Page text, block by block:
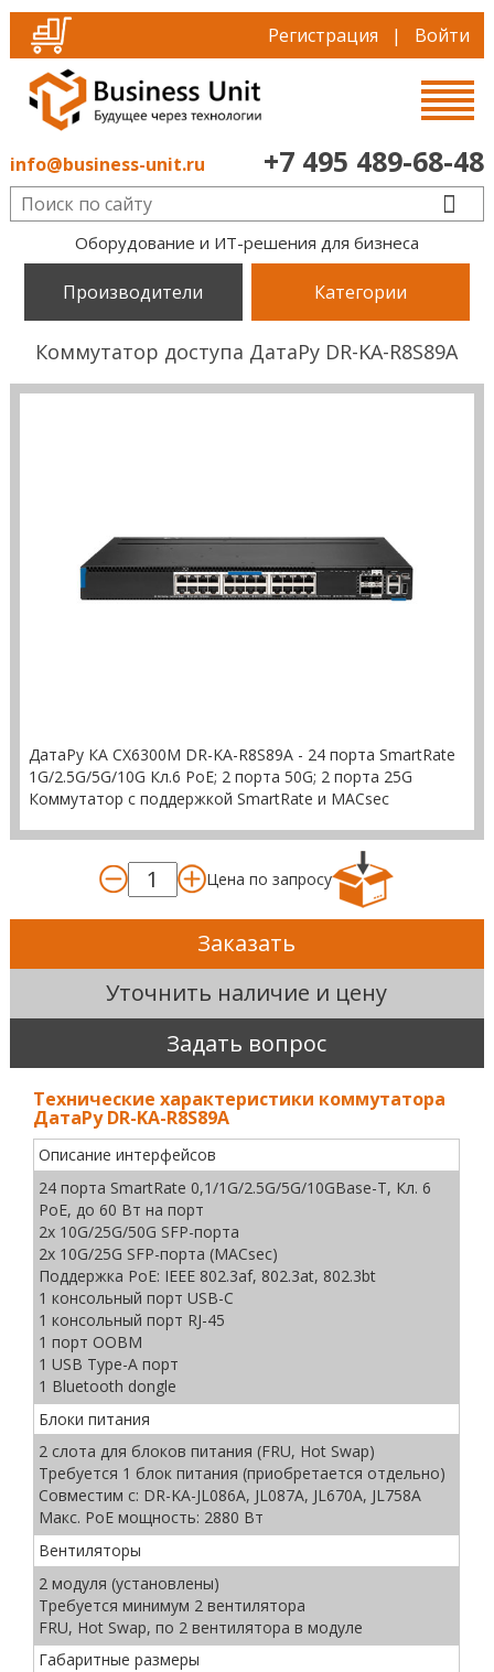
Регистрация | Войти
info@business-unit.ru +7 495 489-68-48
Оборудование и ИТ-решения для бизнеса
Производители Категории
Коммутатор доступа ДатаРу DR-KА-R8S89A
ДатаРу КА СХ6300M DR-KА-R8S89A - 24 порта SmartRate
1G/2.5G/5G/10G Кл.6 PoE; 2 порта 50G; 2 порта 25G
Коммутатор с поддержкой SmartRate и MACsec
Цена по запросу
Заказать
Уточнить наличие и цену
Задать вопрос
Технические характеристики коммутатора
ДатаРу DR-KА-R8S89A
Описание интерфейсов
24 порта SmartRate 0,1/1G/2.5G/5G/10GBase-T, Кл. 6
PoE, до 60 Вт на порт
2x 10G/25G/50G SFP-порта
2x 10G/25G SFP-порта (MACsec)
Поддержка PoE: IEEE 802.3af, 802.3at, 802.3bt
1 консольный порт USB-C
1 консольный порт RJ-45
1 порт OOBM
1 USB Type-A порт
1 Bluetooth dongle
Блоки питания
2 слота для блоков питания (FRU, Hot Swap)
Требуется 1 блок питания (приобретается отдельно)
Совместим с: DR-KА-JL086A, JL087A, JL670A, JL758A
Макс. PoE мощность: 2880 Вт
Вентиляторы
2 модуля (установлены)
Требуется минимум 2 вентилятора
FRU, Hot Swap, по 2 вентилятора в модуле
Габаритные размеры